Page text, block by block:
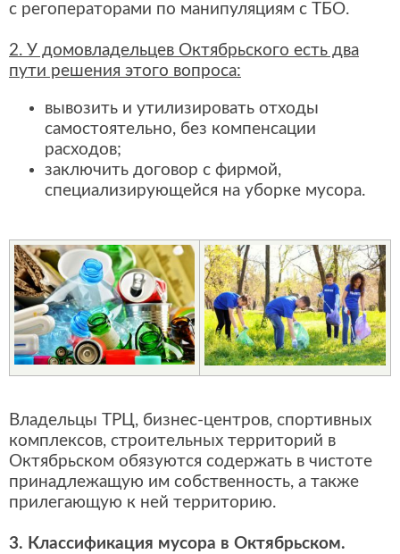
с регоператорами по манипуляциям с ТБО.
2. У домовладельцев Октябрьского есть два
пути решения этого вопроса:
вывозить и утилизировать отходы
самостоятельно, без компенсации
расходов;
заключить договор с фирмой,
специализирующейся на уборке мусора.
Владельцы ТРЦ, бизнес-центров, спортивных
комплексов, строительных территорий в
Октябрьском обязуются содержать в чистоте
принадлежащую им собственность, а также
прилегающую к ней территорию.
3. Классификация мусора в Октябрьском.